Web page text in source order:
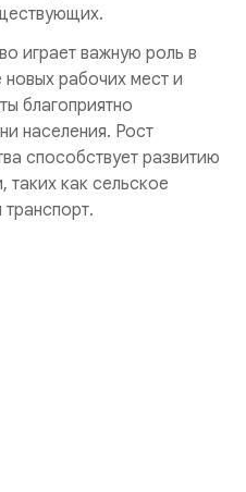
играет важную роль в
рабочих мест и
благоприятно
населения. Рост
способствует развитию
таких как сельское